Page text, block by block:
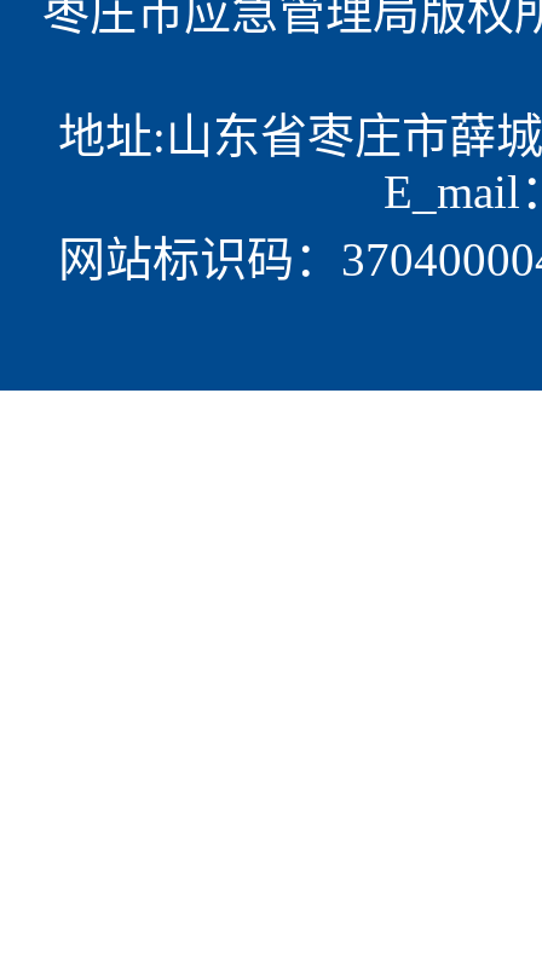
枣庄市应急管理局版权
地址:山东省枣庄市薛
E_mail
网站标识码：